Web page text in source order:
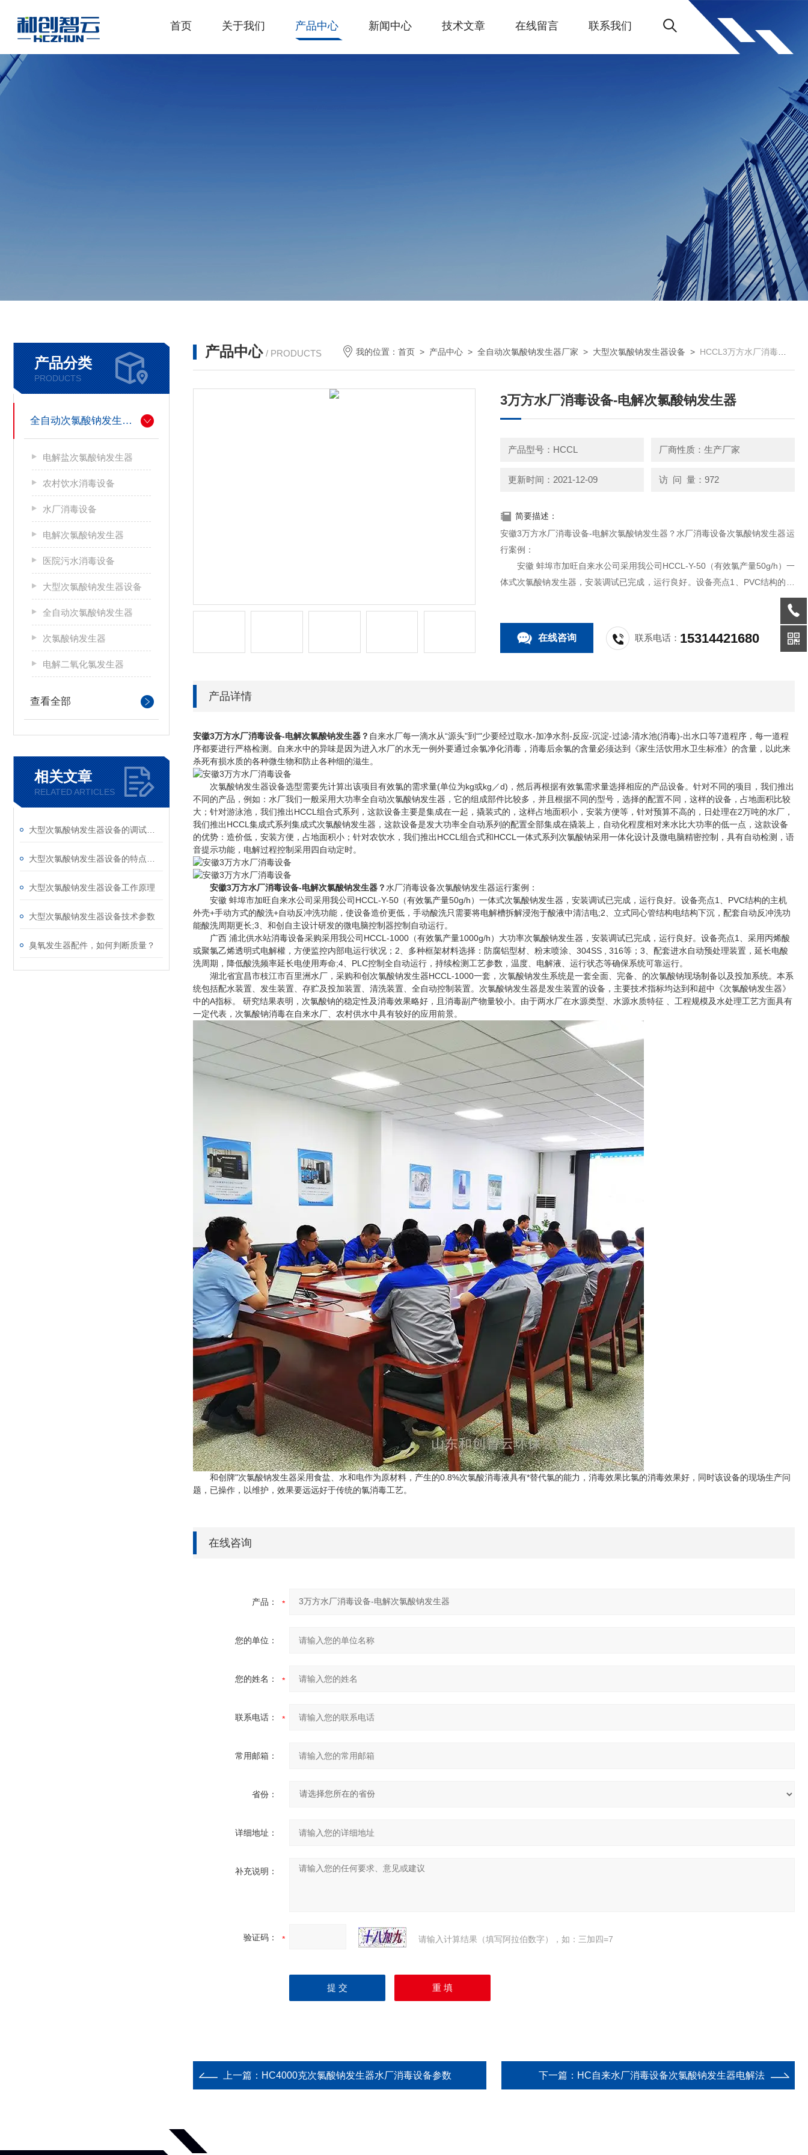
首页 关于我们 产品中心 新闻中心 技术文章 在线留言 联系我们
产品分类
PRODUCTS
全自动次氯酸钠发生器厂家
电解盐次氯酸钠发生器
农村饮水消毒设备
水厂消毒设备
电解次氯酸钠发生器
医院污水消毒设备
大型次氯酸钠发生器设备
全自动次氯酸钠发生器
次氯酸钠发生器
电解二氧化氯发生器
查看全部
相关文章
RELATED ARTICLES
大型次氯酸钠发生器设备工作原理
大型次氯酸钠发生器设备技术参数
臭氧发生器配件，如何判断质量？
产品中心 / PRODUCTS 我的位置：首页 > 产品中心 >全自动次氯酸钠发生器厂家 > 大型次氯酸钠发生器设备 > HCCL3万方水厂消毒设备-电解次氯酸钠发生器
3万方水厂消毒设备-电解次氯酸钠发生器
产品型号：HCCL 厂商性质：生产厂家
更新时间：2021-12-09 访 问 量：972
简要描述：
安徽3万方水厂消毒设备-电解次氯酸钠发生器？水厂消毒设备次氯酸钠发生器运
行案例：
安徽 蚌埠市加旺自来水公司采用我公司HCCL-Y-50（有效氯产量50g/h）一
体式次氯酸钠发生器，安装调试已完成，运行良好。设备亮点1、PVC结构的主
机外壳+手动方式的酸洗+自动反冲洗功能，使设备造价更低，手动酸洗只需要
将电解槽拆解浸泡于酸液中清洁电;2、立式同心管结构电结构下沉，配套自动反
冲洗功能酸洗周期
在线咨询 联系电话： 15314421680
产品详情
安徽3万方水厂消毒设备-电解次氯酸钠发生器？ 自来水厂每一滴水从“源头"到“"少要经过取水-加净水剂-反应-沉淀-过滤-清水池(消毒)-出水口等7道程序，每一道程
序都要进行严格检测。自来水中的异味是因为进入水厂的水无一例外要通过余氯净化消毒，消毒后余氯的含量必须达到《家生活饮用水卫生标准》的含量，以此来
杀死有损水质的各种微生物和防止各种细的滋生。
次氯酸钠发生器设备选型需要先计算出该项目有效氯的需求量(单位为kg或kg／d)，然后再根据有效氯需求量选择相应的产品设备。针对不同的项目，我们推出
不同的产品，例如：水厂我们一般采用大功率全自动次氯酸钠发生器，它的组成部件比较多，并且根据不同的型号，选择的配置不同，这样的设备，占地面积比较
大；针对游泳池，我们推出HCCL组合式系列，这款设备主要是集成在一起，撬装式的，这样占地面积小，安装方便等，针对预算不高的，日处理在2万吨的水厂，
我们推出HCCL集成式系列集成式次氯酸钠发生器，这款设备是发大功率全自动系列的配置全部集成在撬装上，自动化程度相对来水比大功率的低一点，这款设备
的优势：造价低，安装方便，占地面积小；针对农饮水，我们推出HCCL组合式和HCCL一体式系列次氯酸钠采用一体化设计及微电脑精密控制，具有自动检测，语
音提示功能，电解过程控制采用四自动定时。
安徽3万方水厂消毒设备-电解次氯酸钠发生器？水厂消毒设备次氯酸钠发生器运行案例：
安徽 蚌埠市加旺自来水公司采用我公司HCCL-Y-50（有效氯产量50g/h）一体式次氯酸钠发生器，安装调试已完成，运行良好。设备亮点1、PVC结构的主机
外壳+手动方式的酸洗+自动反冲洗功能，使设备造价更低，手动酸洗只需要将电解槽拆解浸泡于酸液中清洁电;2、立式同心管结构电结构下沉，配套自动反冲洗功
能酸洗周期更长;3、和创自主设计研发的微电脑控制器控制自动运行。
广西 浦北供水站消毒设备采购采用我公司HCCL-1000（有效氯产量1000g/h）大功率次氯酸钠发生器，安装调试已完成，运行良好。设备亮点1、采用丙烯酸
或聚氯乙烯透明式电解權，方便监控内部电运行状况；2、多种框架材料选择：防腐铝型材、粉末喷涂、304SS , 316等；3、配套进水自动预处理装置，延长电酸
洗周期，降低酸洗频率延长电使用寿命;4、PLC控制全自动运行，持续检测工艺参数，温度、电解液、运行状态等确保系统可靠运行。
湖北省宜昌市枝江市百里洲水厂，采购和创次氯酸钠发生器HCCL-1000一套，次氯酸钠发生系统是一套全面、完备、的次氯酸钠现场制备以及投加系统。本系
统包括配水装置、发生装置、存贮及投加装置、清洗装置、全自动控制装置。次氯酸钠发生器是发生装置的设备，主要技术指标均达到和超中《次氯酸钠发生器》
中的A指标。 研究结果表明，次氯酸钠的稳定性及消毒效果略好，且消毒副产物量较小。由于两水厂在水源类型、水源水质特征 、工程规模及水处理工艺方面具有
一定代表，次氯酸钠消毒在自来水厂、农村供水中具有较好的应用前景。
和创牌"次氯酸钠发生器采用食盐、水和电作为原材料，产生的0.8%次氯酸消毒液具有*替代氯的能力，消毒效果比氯的消毒效果好，同时该设备的现场生产问
题，已操作，以维护，效果要远远好于传统的氯消毒工艺。
在线咨询
产品：
您的单位：
您的姓名：
联系电话：
常用邮箱：
省份：
详细地址：
补充说明：
验证码： 请输入计算结果（填写阿拉伯数字），如：三加四=7
上一篇： HC4000克次氯酸钠发生器水厂消毒设备参数 下一篇： HC自来水厂消毒设备次氯酸钠发生器电解法